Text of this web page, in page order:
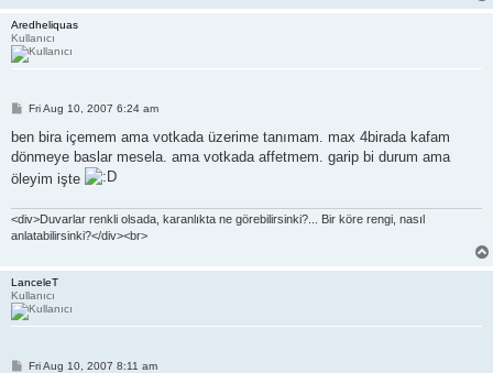
Aredheliquas
Kullanıcı
P
s
Fri Aug 10, 2007 6:24 am
ben bira içemem ama votkada üzerime tanımam. max 4birada kafam
dönmeye baslar mesela. ama votkada affetmem. garip bi durum ama
öleyim işte
<div>Duvarlar renkli olsada, karanlıkta ne görebilirsinki?... Bir köre rengi, nasıl
anlatabilirsinki?</div><br>
LanceleT
Kullanıcı
PFri Aug 10, 2007 8:11 am